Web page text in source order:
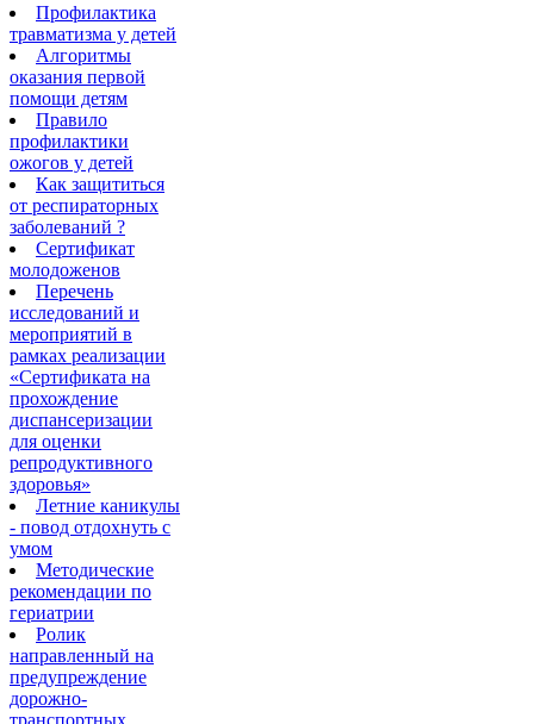
Профилактика
травматизма у детей
Алгоритмы
оказания первой
помощи детям
Правило
профилактики
ожогов у детей
Как защититься
от респираторных
заболеваний ?
Сертификат
молодоженов
Перечень
исследований и
мероприятий в
рамках реализации
«Сертификата на
прохождение
диспансеризации
для оценки
репродуктивного
здоровья»
Летние каникулы
- повод отдохнуть с
умом
Методические
рекомендации по
гериатрии
Ролик
направленный на
предупреждение
дорожно-
транспортных